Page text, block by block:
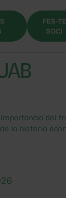
FES-TE
SOCI
del
la història